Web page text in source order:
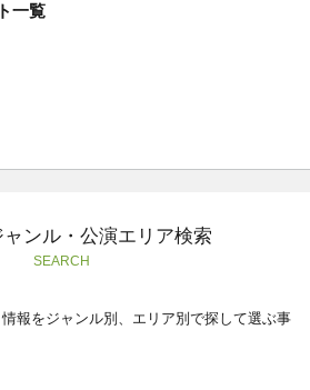
一覧
ンル・公演エリア検索
SEARCH
報をジャンル別、エリア別で探して選ぶ事